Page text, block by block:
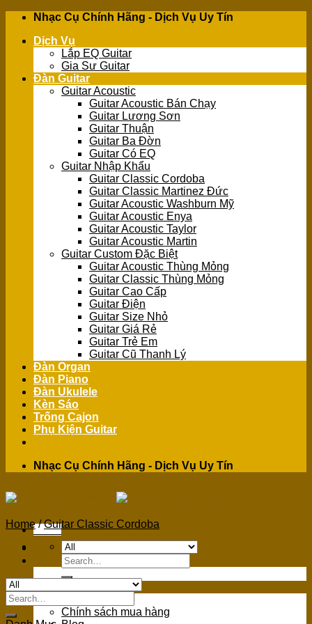
Skip
content
Nhạc Cụ Chính Hãng - Dịch Vụ Uy Tín
Dịch Vụ
Lắp EQ Guitar
Gia Sư Guitar
Đàn Guitar
Guitar Acoustic
Guitar Acoustic Bán Chạy
Guitar Lương Sơn
Guitar Thuận
Guitar Ba Đờn
Guitar Có EQ
Guitar Nhập Khẩu
Guitar Classic Cordoba
Guitar Classic Martinez Đức
Guitar Acoustic Washburn Mỹ
Guitar Acoustic Enya
Guitar Acoustic Taylor
Guitar Acoustic Martin
Guitar Custom Đặc Biệt
Guitar Acoustic Thùng Mỏng
Guitar Classic Thùng Mỏng
Guitar Cao Cấp
Guitar Điện
Guitar Size Nhỏ
Guitar Giá Rẻ
Guitar Trẻ Em
Guitar Cũ Thanh Lý
Đàn Organ
Đàn Piano
Đàn Ukulele
Kèn Sáo
Trống Cajon
Phụ Kiện Guitar
Nhạc Cụ Chính Hãng - Dịch Vụ Uy Tín
Menu
Search
for:
Chính sách mua hàng
Home / Guitar Classic Cordoba
Search
for: